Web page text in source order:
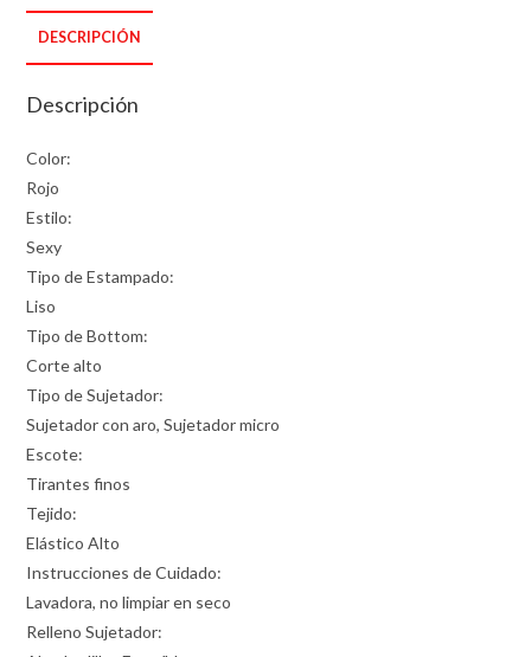
DESCRIPCIÓN
Descripción
Color:
Rojo
Estilo:
Sexy
Tipo de Estampado:
Liso
Tipo de Bottom:
Corte alto
Tipo de Sujetador:
Sujetador con aro, Sujetador micro
Escote:
Tirantes finos
Tejido:
Elástico Alto
Instrucciones de Cuidado:
Lavadora, no limpiar en seco
Relleno Sujetador: